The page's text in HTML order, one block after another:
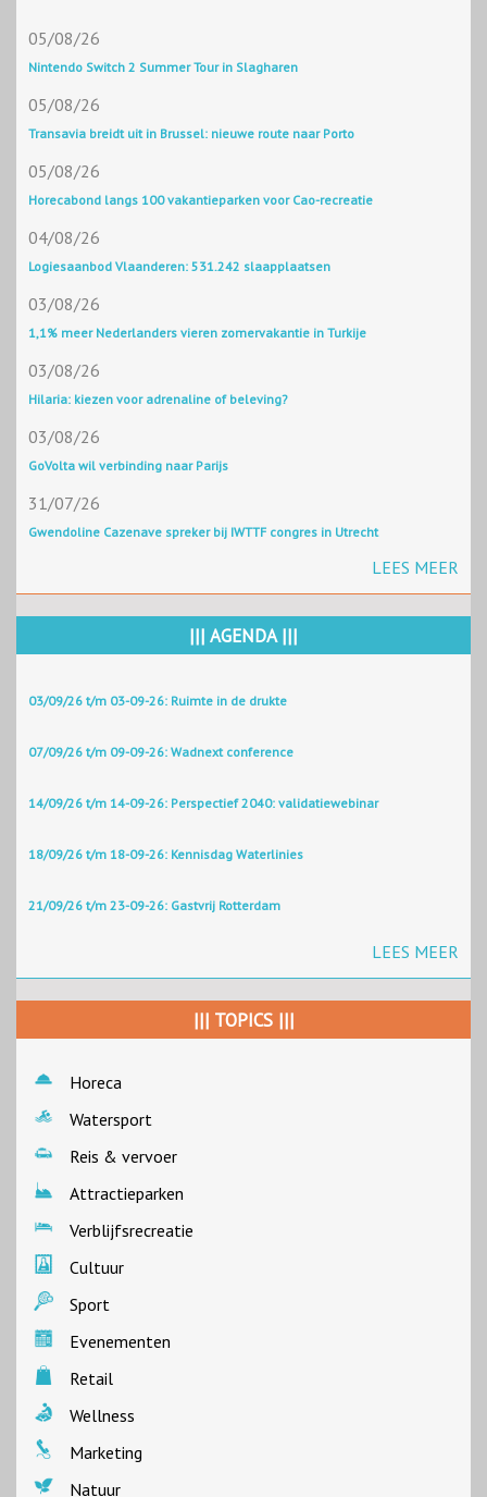
05/08/26
Nintendo Switch 2 Summer Tour in Slagharen
05/08/26
Transavia breidt uit in Brussel: nieuwe route naar Porto
05/08/26
Horecabond langs 100 vakantieparken voor Cao-recreatie
04/08/26
Logiesaanbod Vlaanderen: 531.242 slaapplaatsen
03/08/26
1,1% meer Nederlanders vieren zomervakantie in Turkije
03/08/26
Hilaria: kiezen voor adrenaline of beleving?
03/08/26
GoVolta wil verbinding naar Parijs
31/07/26
Gwendoline Cazenave spreker bij IWTTF congres in Utrecht
LEES MEER
||| AGENDA |||
03/09/26 t/m 03-09-26: Ruimte in de drukte
07/09/26 t/m 09-09-26: Wadnext conference
14/09/26 t/m 14-09-26: Perspectief 2040: validatiewebinar
18/09/26 t/m 18-09-26: Kennisdag Waterlinies
21/09/26 t/m 23-09-26: Gastvrij Rotterdam
LEES MEER
||| TOPICS |||
Horeca
Watersport
Reis & vervoer
Attractieparken
Verblijfsrecreatie
Cultuur
Sport
Evenementen
Retail
Wellness
Marketing
Natuur